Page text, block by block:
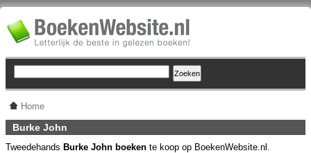
Home
Burke John
Tweedehands Burke John boeken te koop op BoekenWebsite.nl.